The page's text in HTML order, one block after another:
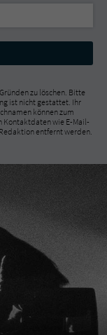
zu löschen. Bitte
ist nicht gestattet. Ihr
können zum
Kontaktdaten wie E-Mail-
entfernt werden.